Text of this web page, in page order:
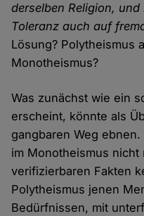
derselben Religion,
Toleranz auch auf
Lösung? Polytheismus
Monotheismus?
Was zunächst wie ein
erscheint, könnte als
gangbaren Weg
im Monotheismus
verifizierbaren Fakten
Polytheismus jenen
Bedürfnissen, mit